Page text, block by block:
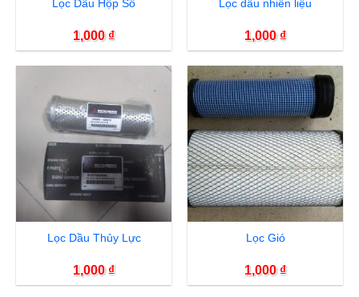
Lọc Dầu Hộp Số
1,000 ₫
Lọc dầu nhiên liệu
1,000 ₫
Lọc Dầu Thủy Lực
1,000 ₫
Lọc Gió
1,000 ₫